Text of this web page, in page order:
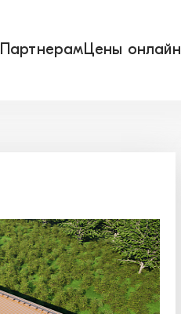
ПартнерамЦены онлайн